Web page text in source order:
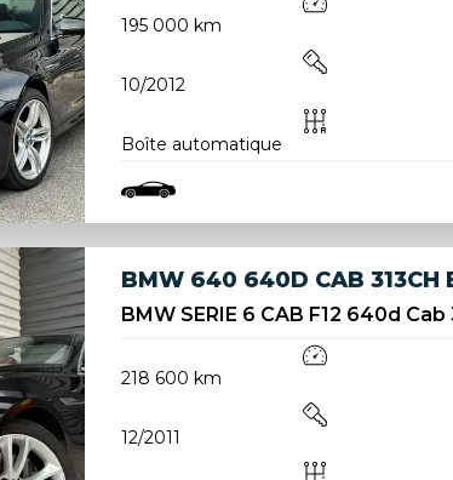
195 000 km
10/2012
Boîte automatique
BMW 640 640D CAB 313CH
BMW SERIE 6 CAB F12 640d Cab
218 600 km
12/2011